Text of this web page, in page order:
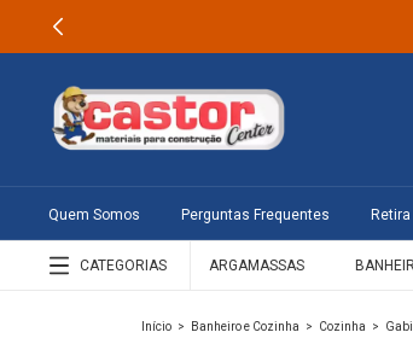
Quem Somos Perguntas Frequentes
CATEGORIAS ARGAMASSAS
Início > Banheiro e Cozinha > Cozinha >